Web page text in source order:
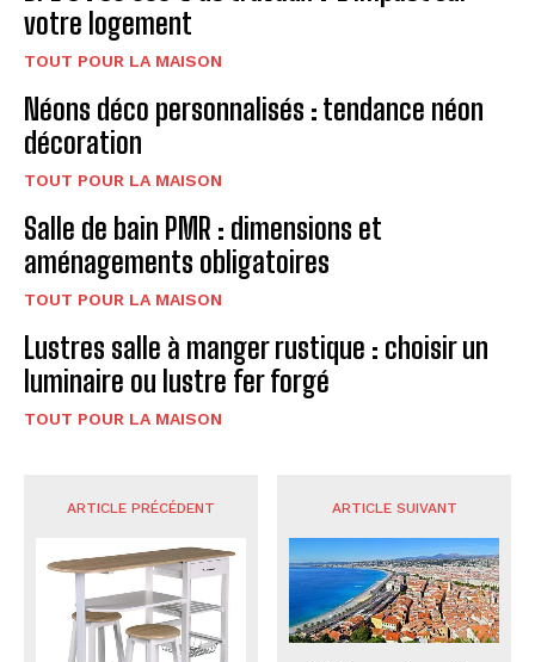
votre logement
TOUT POUR LA MAISON
Néons déco personnalisés : tendance néon
décoration
TOUT POUR LA MAISON
Salle de bain PMR : dimensions et
aménagements obligatoires
TOUT POUR LA MAISON
Lustres salle à manger rustique : choisir un
luminaire ou lustre fer forgé
TOUT POUR LA MAISON
ARTICLE PRÉCÉDENT ARTICLE SUIVANT